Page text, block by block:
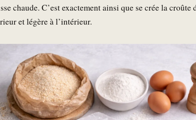
chaude. C’est exactement ainsi que se crée la croûte
et légère à l’intérieur.